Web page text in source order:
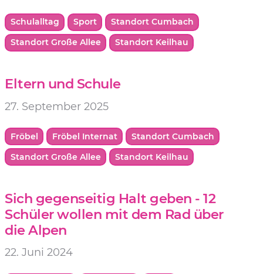
Schulalltag Sport
Standort Cumbach
Standort Große Allee
Standort Keilhau
Eltern und Schule
27. September 2025
Fröbel Fröbel Internat
Standort Cumbach
Standort Große Allee
Standort Keilhau
Sich gegenseitig Halt geben - 12
Schüler wollen mit dem Rad über
die Alpen
22. Juni 2024